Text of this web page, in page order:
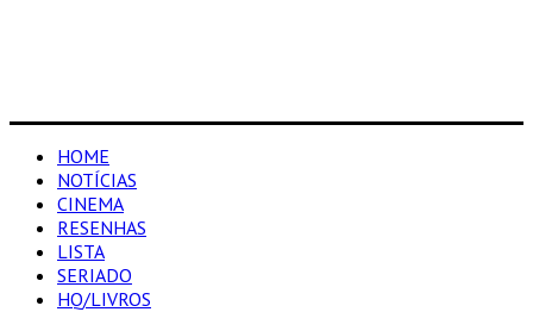
HOME
NOTÍCIAS
CINEMA
RESENHAS
LISTA
SERIADO
HQ/LIVROS